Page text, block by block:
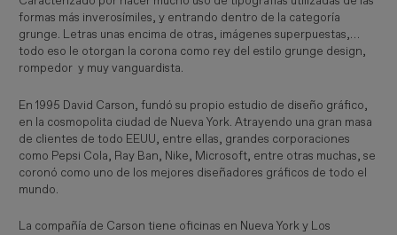
formas más inverosímiles, y entrando dentro de la categoría
grunge. Letras unas encima de otras, imágenes superpuestas,…
todo eso le otorgan la corona como rey del estilo grunge design,
rompedor y muy vanguardista.
En 1995 David Carson, fundó su propio estudio de diseño gráfico,
en la cosmopolita ciudad de Nueva York. Atrayendo una gran masa
de clientes de todo EEUU, entre ellas, grandes corporaciones
como Pepsi Cola, Ray Ban, Nike, Microsoft, entre otras muchas, se
coronó como uno de los mejores diseñadores gráficos de todo el
mundo.
La compañía de Carson tiene oficinas en Nueva York y Los